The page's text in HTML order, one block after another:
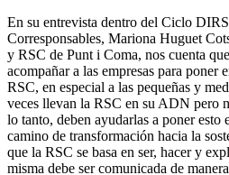
En su entrevista dentro del Ciclo
Corresponsables, Mariona Huguet
y RSC de Punt i Coma, nos cuenta
acompañar a las empresas para poner
RSC, en especial a las pequeñas y
veces llevan la RSC en su ADN pero
lo tanto, deben ayudarlas a poner esto
camino de transformación hacia la
que la RSC se basa en ser, hacer y
misma debe ser comunicada de